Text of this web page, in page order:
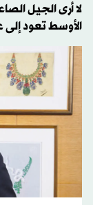
لا أرى الجيل
الأوسط تعود إلى عام